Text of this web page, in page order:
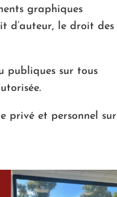
graphiques
d’auteur, le droit des
publiques sur tous
privé et personnel sur